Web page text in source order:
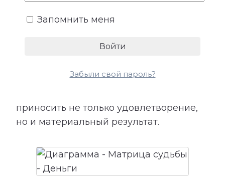
лишних расходов, внутренние
более устойчивого денежного потока.
талантами помогает лучше понять, в
приносить не только удовлетворение,
но и материальный результат.
Запомнить меня
Забыли свой пароль?